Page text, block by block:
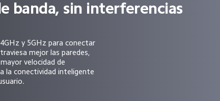
banda, sin interferencias
y 5GHz para conectar
mejor las paredes,
velocidad de
la conectividad inteligente